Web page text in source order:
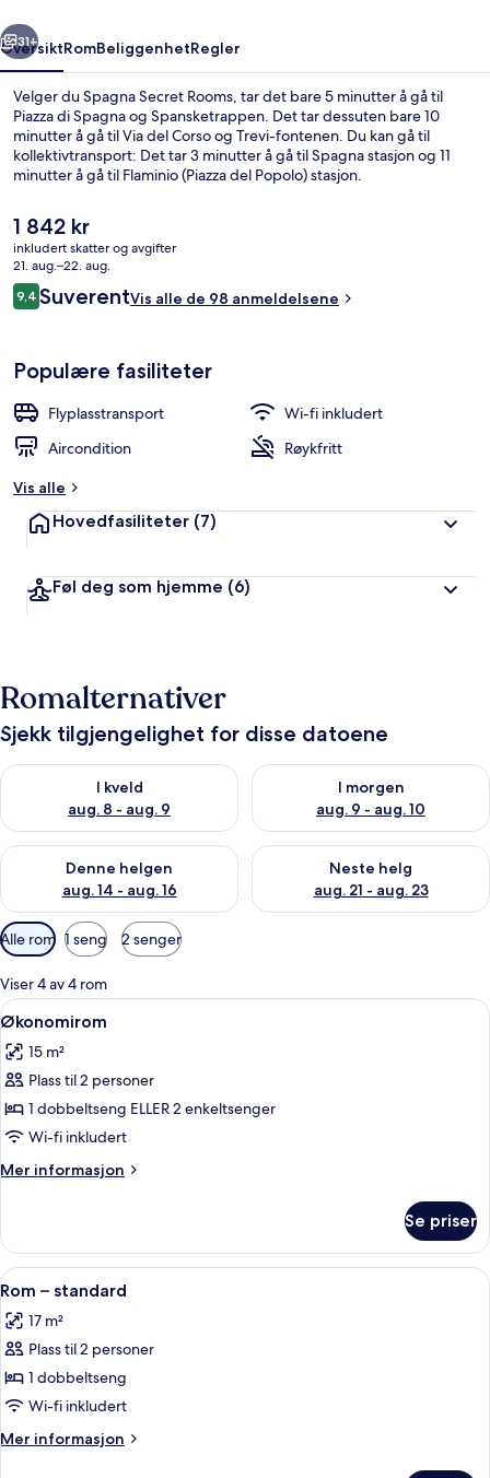
Neste
31+
OversiktRomBeliggenhetRegler
Velger du Spagna Secret Rooms, tar det bare 5 minutter å gå til
Piazza di Spagna og Spansketrappen. Det tar dessuten bare 10
minutter å gå til Via del Corso og Trevi-fontenen. Du kan gå til
kollektivtransport: Det tar 3 minutter å gå til Spagna stasjon og 11
minutter å gå til Flaminio (Piazza del Popolo) stasjon.
Den
nåværende
prisen
er
1 842 kr
1 842 kr
inkludert skatter og avgifter
21. aug.–22. aug.
Anmeldelser
9,49,4 av 10 –
SuverentVis alle de 98 anmeldelsene
Populære fasiliteter
Flyplasstransport
Wi-fi inkludert
Aircondition
Røykfritt
Vis alle
Hovedfasiliteter (7)
Føl deg som hjemme (6)
Romalternativer
Sjekk tilgjengelighet for disse datoene
I kveld
aug. 8 - aug. 9
Sjekk tilgjengelighet for i kveld, aug. 8 - aug. 9
I morgen
aug. 9 - aug. 10
Sjekk tilgjengelighet for i
Denne helgen
aug. 14 - aug. 16
Sjekk tilgjengelighet for denne helgen, aug. 14 - aug. 16
Neste helg
aug. 21 - aug. 23
Sjekk tilgjengelighet for
Tilgjengelige
filtre
for
rom
Alle rom 1 seng 2 senger
Viser 4 av 4 rom
Åpne
alle
bildene
av
Økonomirom
Økonomirom | Sengetøy av topp
5
Økonomirom
15 m²
Plass til 2 personer
1 dobbeltseng ELLER 2 enkeltsenger
Wi-fi inkludert
Mer informasjon
Mer
Se priser
Åpne
alle
bildene
av
Rom
–
standard
Rom – standard | Sengetøy av topp
3
Rom – standard
17 m²
Plass til 2 personer
1 dobbeltseng
Wi-fi inkludert
Mer informasjon
Mer